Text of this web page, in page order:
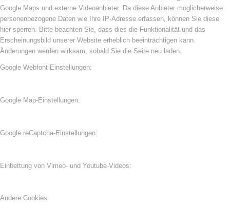
Google Maps und externe Videoanbieter. Da diese Anbieter möglicherweise
personenbezogene Daten wie Ihre IP-Adresse erfassen, können Sie diese
hier sperren. Bitte beachten Sie, dass dies die Funktionalität und das
Erscheinungsbild unserer Website erheblich beeinträchtigen kann.
Änderungen werden wirksam, sobald Sie die Seite neu laden.
Google Webfont-Einstellungen:
Google Map-Einstellungen:
Google reCaptcha-Einstellungen:
Einbettung von Vimeo- und Youtube-Videos:
Andere Cookies